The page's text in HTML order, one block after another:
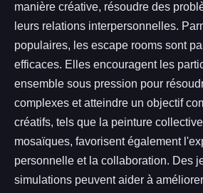
manière créative, résoudre des
leurs relations interpersonnelles.
populaires, les escape rooms sont
efficaces. Elles encouragent les
ensemble sous pression pour
complexes et atteindre un objectif
créatifs, tels que la peinture
mosaïques, favorisent également
personnelle et la collaboration. Des
simulations peuvent aider à